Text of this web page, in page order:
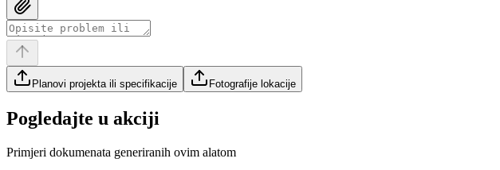
Planovi projekta ili specifikacije Fotografije lokacije
Pogledajte u akciji
Primjeri dokumenata generiranih ovim alatom